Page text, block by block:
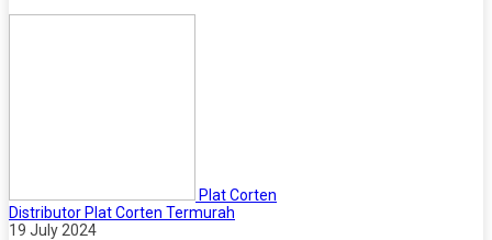
Plat Corten
Distributor Plat Corten Termurah
19 July 2024